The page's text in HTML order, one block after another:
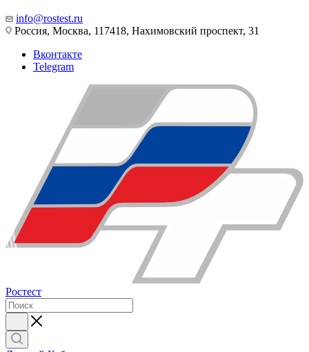
info@rostest.ru
Россия, Москва, 117418, Нахимовский проспект, 31
Вконтакте
Telegram
Ростест